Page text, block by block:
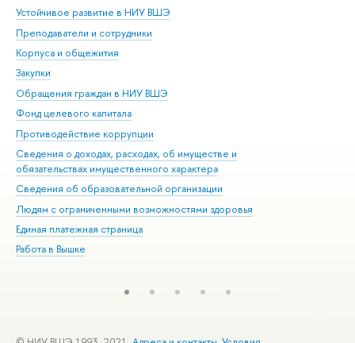
Устойчивое развитие в НИУ ВШЭ
Преподаватели и сотрудники
Корпуса и общежития
Закупки
Обращения граждан в НИУ ВШЭ
Фонд целевого капитала
Противодействие коррупции
Сведения о доходах, расходах, об имуществе и
обязательствах имущественного характера
Сведения об образовательной организации
Людям с ограниченными возможностями здоровья
Единая платежная страница
Работа в Вышке